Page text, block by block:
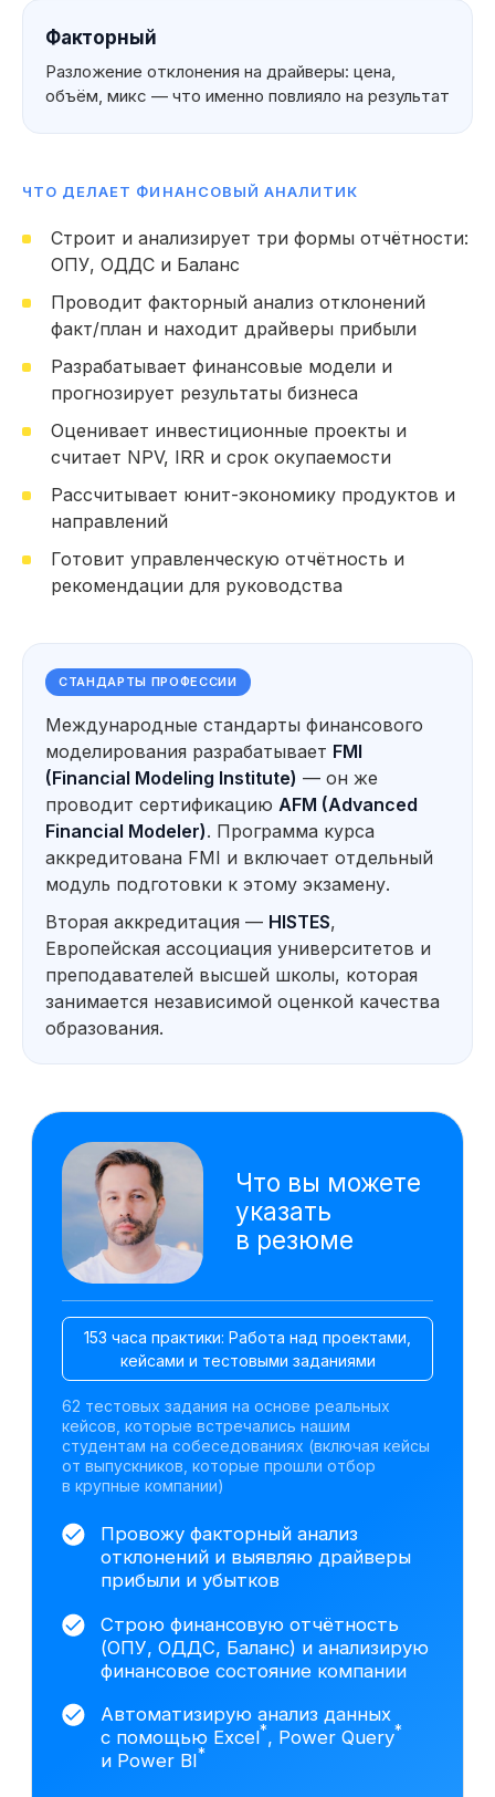
Факторный
Разложение отклонения на драйверы: цена,
объём, микс — что именно повлияло на результат
ЧТО ДЕЛАЕТ ФИНАНСОВЫЙ АНАЛИТИК
Строит и анализирует три формы отчётности:
ОПУ, ОДДС и Баланс
Проводит факторный анализ отклонений
факт/план и находит драйверы прибыли
Разрабатывает финансовые модели и
прогнозирует результаты бизнеса
Оценивает инвестиционные проекты и
считает NPV, IRR и срок окупаемости
Рассчитывает юнит-экономику продуктов и
направлений
Готовит управленческую отчётность и
рекомендации для руководства
СТАНДАРТЫ ПРОФЕССИИ
Международные стандарты финансового
моделирования разрабатывает FMI
(Financial Modeling Institute) — он же
проводит сертификацию AFM (Advanced
Financial Modeler). Программа курса
аккредитована FMI и включает отдельный
модуль подготовки к этому экзамену.
Вторая аккредитация — HISTES,
Европейская ассоциация университетов и
преподавателей высшей школы, которая
занимается независимой оценкой качества
образования.
Мои
отклонений и выявляю драйверы
указать
в резюме
На основе исследования 4000 вакансий hh.ru
мы выделяем наиболее важные навыки,
которым клиенты обучаются на курсе
кейсов, которые встречались нашим
от выпускников, которые прошли отбор
в крупные компании)
(ОПУ, ОДДС, Баланс) и анализирую
финансовое состояние компании
Посмотерть еще
Использую нейросети для анализа
данных, прогнозирования
и подготовки аналитических
153 часа практики: Работа над проектами,
Прогнозирование и оценка
сценариев развития бизнеса
Оценка инвестиционной
Технические инструменты
Power BI
Google Sheets
Excel
AW BI
VBA
Алиса AI
Претендуйте на
вакансии финансовых
аналитиков после
курса
По данным hh.ru,
за последний месяц открыто
более 4 000 вакансий в сфере
Junior— 1–2 года
от 300 000 ₽
Финансовый аналитик
от 200 000 ₽
Финансовый аналитик
на аутсорсинге*
от 150 000 ₽
Екатеринбург